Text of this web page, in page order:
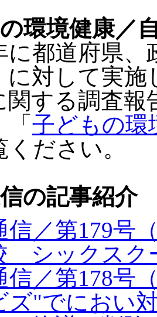
環境健康／
都道府県、
に対して実
関する調査報
子どもの環
ださい。
の記事紹介
信／第179号
シックスク
信／第178号
ズ"でにおい